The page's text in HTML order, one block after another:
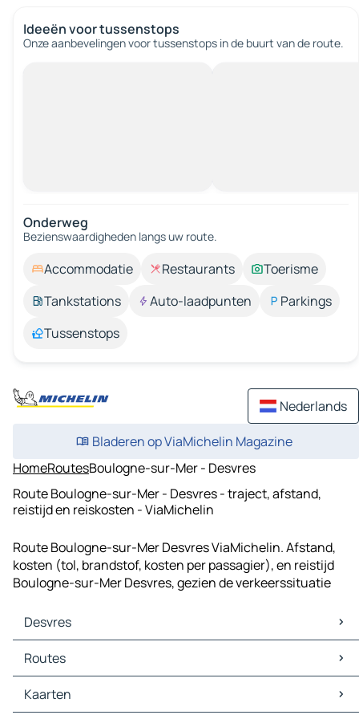
Ideeën voor tussenstops
Onze aanbevelingen voor tussenstops in de buurt van de route.
Onderweg
Bezienswaardigheden langs uw route.
Accommodatie Restaurants
Toerisme
Tankstations
Auto-laadpunten
Parkings
Tussenstops
Nederlands
Bladeren op ViaMichelin Magazine
HomeRoutesBoulogne-sur-Mer - Desvres
Route Boulogne-sur-Mer - Desvres - traject, afstand,
reistijd en reiskosten - ViaMichelin
Route Boulogne-sur-Mer Desvres ViaMichelin. Afstand,
kosten (tol, brandstof, kosten per passagier), en reistijd
Boulogne-sur-Mer Desvres, gezien de verkeerssituatie
Desvres
Desvres Kaarten
Desvres Verkeer
Desvres Hotels
Desvres Restaurants
Routes
Routes Desvres - Boulogne-sur-Mer
Routes Desvres - Outreau
Kaarten